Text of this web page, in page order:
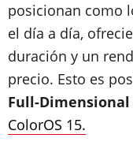
posicionan como
el día a día,
duración y un
precio. Esto es
Full-Dimensional
ColorOS 15.